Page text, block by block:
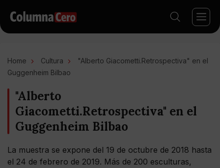
Home Cultura
"Alberto Giacometti.Retrospectiva" en el
Guggenheim Bilbao
"Alberto
Giacometti.Retrospectiva" en el
Guggenheim Bilbao
La muestra se expone del 19 de octubre de 2018 hasta
el 24 de febrero de 2019. Más de 200 esculturas,